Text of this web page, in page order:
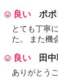
良い ポ
とても丁寧
た。 また機
良い 田
ありがとう